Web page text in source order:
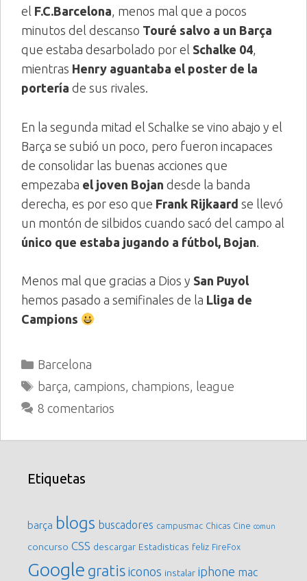
el F.C.Barcelona , menos mal que a pocos
minutos del descanso Touré salvo a un Barça
que estaba desarbolado por el Schalke 04
mientras Henry aguantaba el poster de la
portería de sus rivales.
En la segunda mitad el Schalke se vino abajo y el
Barça se subió un poco, pero fueron incapaces
de consolidar las buenas acciones que
empezaba el joven Bojan desde la banda
derecha, es por eso que Frank Rijkaard se llevó
un montón de silbidos cuando sacó del campo al
único que estaba jugando a fútbol, Bojan
Menos mal que gracias a Dios y San Puyol
hemos pasado a semifinales de la Lliga de
Campions
Categorías
Barcelona
Etiquetas
barça, campions, champions, league
8 comentarios
Etiquetas
barça blogs buscadores campusmac Chicas Cine comun
concurso CSS descargar Estadisticas feliz FireFox
Google gratis iconos instalar iphone mac